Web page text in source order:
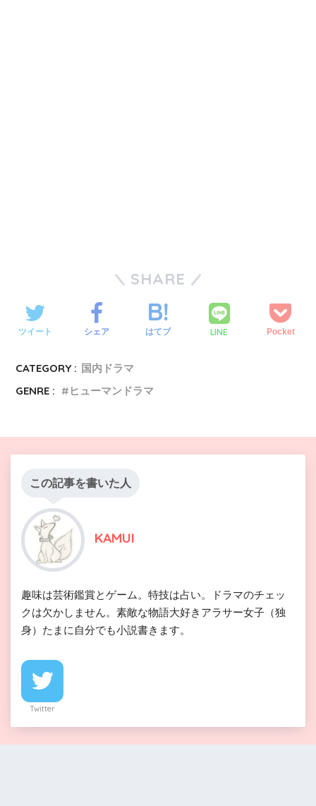
SHARE
ツイート シェア はてブ LINE Pocket
CATEGORY : 国内ドラマ
GENRE :
ヒューマンドラマ
この記事を書いた人
KAMUI
趣味は芸術鑑賞とゲーム。特技は占い。ドラマのチェッ
クは欠かしません。素敵な物語大好きアラサー女子（独
身）たまに自分でも小説書きます。
Twitter